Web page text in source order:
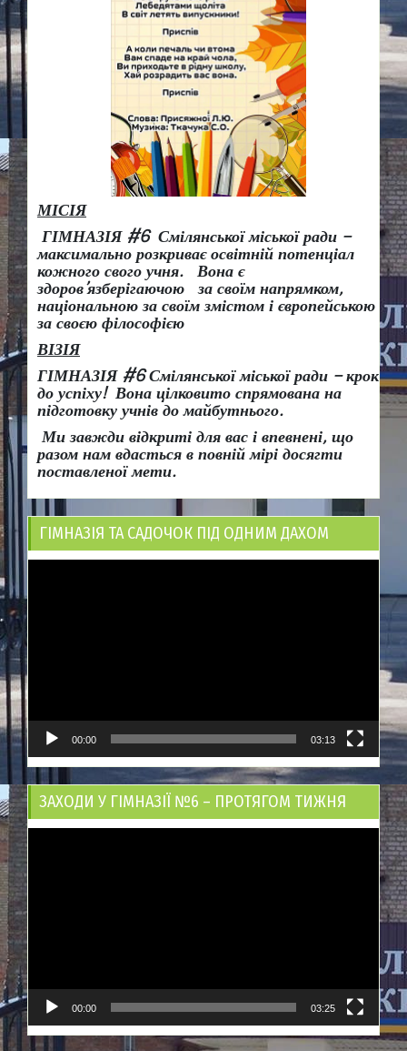
МІСІЯ
ГІМНАЗІЯ #6 Смілянської міської ради –
максимально розкриває освітній потенціал
кожного свого учня.
Вона є
здоров’язберігаючою за своїм напрямком,
національною за своїм змістом і європейською
за своєю філософією
ВІЗІЯ
ГІМНАЗІЯ #6 Смілянської міської ради – крок
до успіху! Вона цілковито спрямована на
підготовку учнів до майбутнього.
Ми завжди відкриті для вас і впевнені, що
разом нам вдасться в повній мірі досягти
поставленої мети.
ГІМНАЗІЯ ТА САДОЧОК ПІД ОДНИМ ДАХОМ
00:00 03:13
ЗАХОДИ У ГІМНАЗІЇ №6 – ПРОТЯГОМ ТИЖНЯ
00:00 03:25